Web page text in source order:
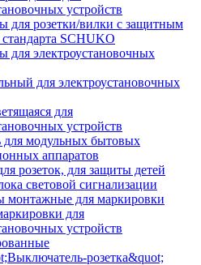
устройств
для розетки/вилки с защитным
SCHUKO
для электроустановочных
для электроустановочных
для
устройств
для модульных бытовых
аппаратов
розеток, для защиты детей
световой сигнализации
монтажные для маркировки
для
устройств
розетка&quot;